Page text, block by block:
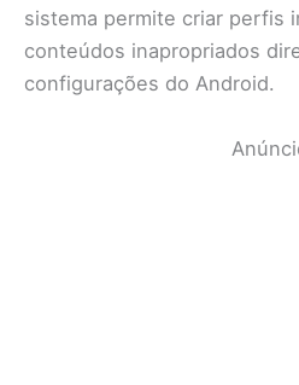
sistema permite criar perfis
conteúdos inapropriados
configurações do Android.